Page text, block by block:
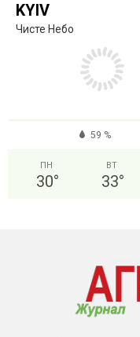
KYIV
Чисте Небо
59 %
ПН
30°
ВТ
33°